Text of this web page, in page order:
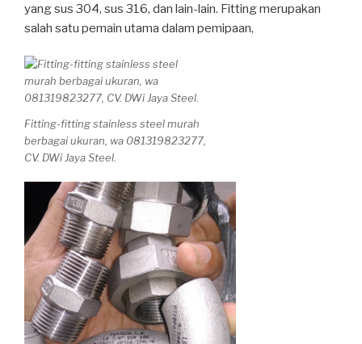
yang sus 304, sus 316, dan lain-lain. Fitting merupakan
salah satu pemain utama dalam pemipaan,
Fitting-fitting stainless steel murah
berbagai ukuran, wa 081319823277,
CV. DWi Jaya Steel.